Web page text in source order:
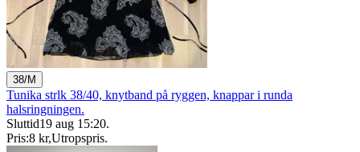
38/M
Tunika strlk 38/40, knytband på ryggen, knappar i runda
halsringningen.
Sluttid19 aug 15:20.
Pris:8 kr,Utropspris.